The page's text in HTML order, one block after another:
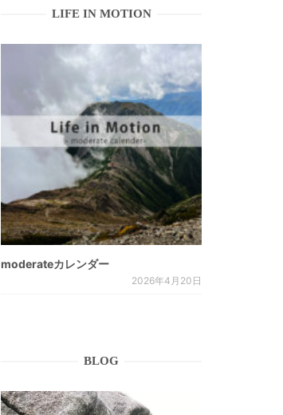
LIFE IN MOTION
moderateカレンダー
2026年4月20日
BLOG